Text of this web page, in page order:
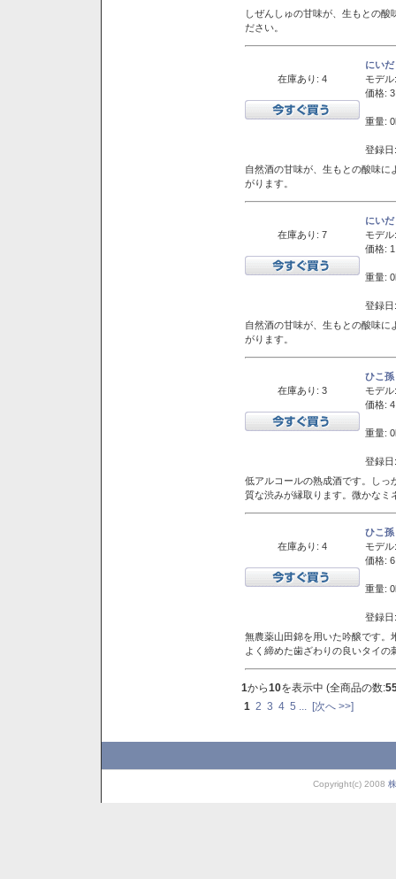
しぜんしゅの甘味が、生もとの
ださい。
在庫あり: 4
にい
モデル:
価格:
重量:
登録
自然酒の甘味が、生もとの酸味
がります。
在庫あり: 7
にい
モデル:
価格:
重量:
登録
自然酒の甘味が、生もとの酸味
がります。
在庫あり: 3
ひこ
モデル:
価格:
重量:
登録
低アルコールの熟成酒です。しっ
質な渋みが縁取ります。微かなミ
在庫あり: 4
ひこ
モデル:
価格:
重量:
登録
無農薬山田錦を用いた吟醸です
よく締めた歯ざわりの良いタイ
1から10を表示中 (全商品の数:
1 2 3 4 5 [次へ >>]
Copyright(c) 2008